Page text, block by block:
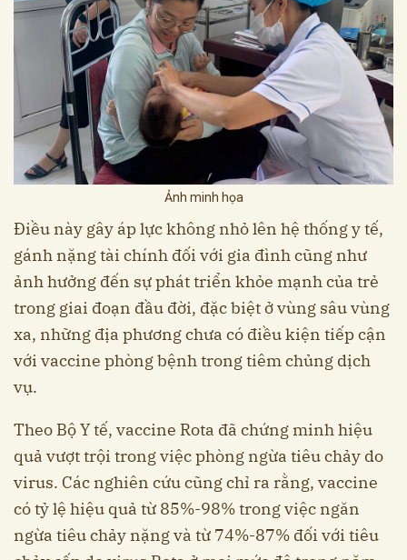
Ảnh minh họa
Điều này gây áp lực không nhỏ lên hệ thống y tế,
gánh nặng tài chính đối với gia đình cũng như
ảnh hưởng đến sự phát triển khỏe mạnh của trẻ
trong giai đoạn đầu đời, đặc biệt ở vùng sâu vùng
xa, những địa phương chưa có điều kiện tiếp cận
với vaccine phòng bệnh trong tiêm chủng dịch
vụ.
Theo Bộ Y tế, vaccine Rota đã chứng minh hiệu
quả vượt trội trong việc phòng ngừa tiêu chảy do
virus. Các nghiên cứu cũng chỉ ra rằng, vaccine
có tỷ lệ hiệu quả từ 85%-98% trong việc ngăn
ngừa tiêu chảy nặng và từ 74%-87% đối với tiêu